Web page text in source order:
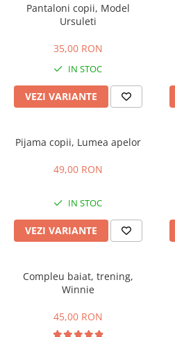
Pantaloni copii, Model
Ursuleti
35,00 RON
IN STOC
VEZI VARIANTE
Pijama copii, Lumea apelor
49,00 RON
IN STOC
VEZI VARIANTE
Compleu baiat, trening,
Winnie
45,00 RON